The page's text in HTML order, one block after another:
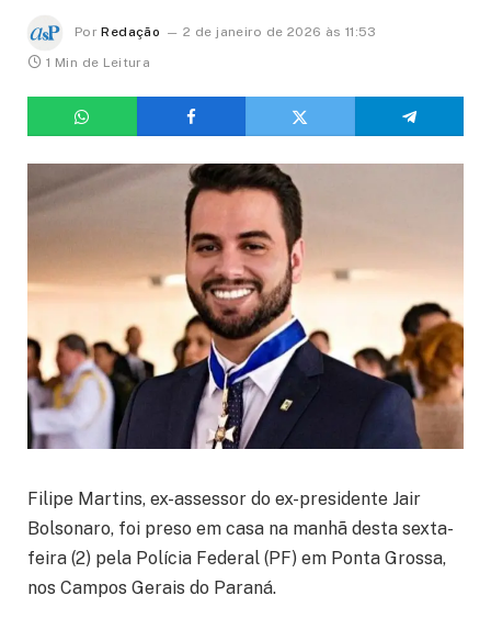
Por Redação
2 de janeiro de 2026 às 11:53
1 Min de Leitura
Filipe Martins, ex-assessor do ex-presidente Jair
Bolsonaro, foi preso em casa na manhã desta sexta-
feira (2) pela Polícia Federal (PF) em Ponta Grossa,
nos Campos Gerais do Paraná.